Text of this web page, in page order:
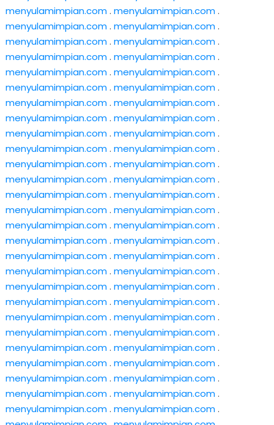
menyulamimpian.com. menyulamimpian.com.
menyulamimpian.com. menyulamimpian.com.
menyulamimpian.com. menyulamimpian.com.
menyulamimpian.com. menyulamimpian.com.
menyulamimpian.com. menyulamimpian.com.
menyulamimpian.com. menyulamimpian.com.
menyulamimpian.com. menyulamimpian.com.
menyulamimpian.com. menyulamimpian.com.
menyulamimpian.com. menyulamimpian.com.
menyulamimpian.com. menyulamimpian.com.
menyulamimpian.com. menyulamimpian.com.
menyulamimpian.com. menyulamimpian.com.
menyulamimpian.com. menyulamimpian.com.
menyulamimpian.com. menyulamimpian.com.
menyulamimpian.com. menyulamimpian.com.
menyulamimpian.com. menyulamimpian.com.
menyulamimpian.com. menyulamimpian.com.
menyulamimpian.com. menyulamimpian.com.
menyulamimpian.com. menyulamimpian.com.
menyulamimpian.com. menyulamimpian.com.
menyulamimpian.com. menyulamimpian.com.
menyulamimpian.com. menyulamimpian.com.
menyulamimpian.com. menyulamimpian.com.
menyulamimpian.com. menyulamimpian.com.
menyulamimpian.com. menyulamimpian.com.
menyulamimpian.com. menyulamimpian.com.
menyulamimpian.com. menyulamimpian.com.